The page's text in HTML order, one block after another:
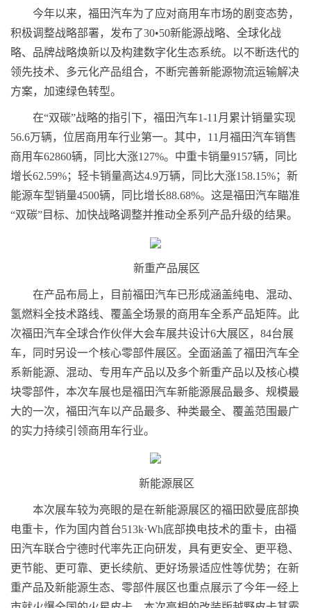
今年以来，福田汽车为了应对商用车市场的剧变态势，
积极调整战略部署，发布了30•50新能源战略、全球化战
略、品牌战略焕新以及构建数字化生态系统。以不断迭代的
领先技术、多元化产品组合，不断完善新能源物流运输解决
方案，加速绿色转型。
在“双碳”战略的指引下，福田汽车1-11月累计销量实现
56.6万辆，位居商用车行业第一。其中，11月福田汽车销售
商用车62860辆，同比大涨127%。中重卡销量9157辆，同比
增长62.59%；轻卡销量高达4.9万辆，同比大涨158.15%；新
能源车型销量4500辆，同比增长88.68%。这是福田汽车瞄准
“双碳”目标、加快战略调整并推动全系列产品升级的结果。
新重产品展区
在产品布局上，目前福田汽车已形成涵盖纯电、混动、
氢燃料全技术路线、覆盖全场景的商用车全系产品矩阵。此
次福田汽车全球合作伙伴大会车展共设计6大展区，84台展
车，同时另设一个核心零部件展区。全面涵盖了福田汽车全
系新能源、混动、专用车产品以及多个新重产品以及核心模
块零部件，本次车展也是福田汽车新能源展品最多、规模最
大的一次，福田汽车以产品最多、种类最全、覆盖范围最广
的实力持续引领商用车行业。
新能源展区
本次展车较为亮眼的是在新能源展区的福田欧曼底部换
电重卡，作为国内首台513k·Wh底部换电技术的重卡，由福
田汽车联合宁德时代率先正向研发，具有更安全、更平稳、
更节能、更可靠、更长续航、更好场景适应性等优势；在新
重产品及新能源生态、零部件展区也重点展示了今年一经上